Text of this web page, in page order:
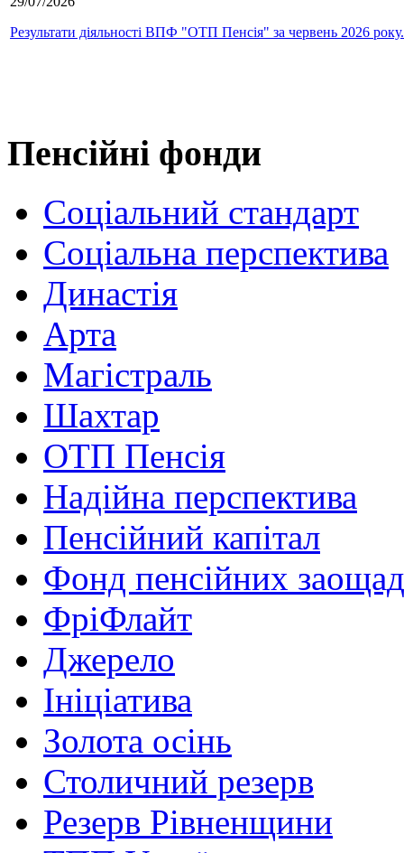
Результати діяльності ВПФ "ОТП Пенсія" за червень 2026 року.
Пенсійні фонди
Соціальний стандарт
Соціальна перспектива
Династія
Арта
Магістраль
Шахтар
ОТП Пенсія
Надійна перспектива
Пенсійний капітал
Фонд пенсійних
ФріФлайт
Джерело
Ініціатива
Золота осінь
Столичний резерв
Резерв Рівненщини